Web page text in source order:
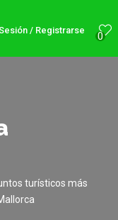
0
/ Registrarse
turísticos más